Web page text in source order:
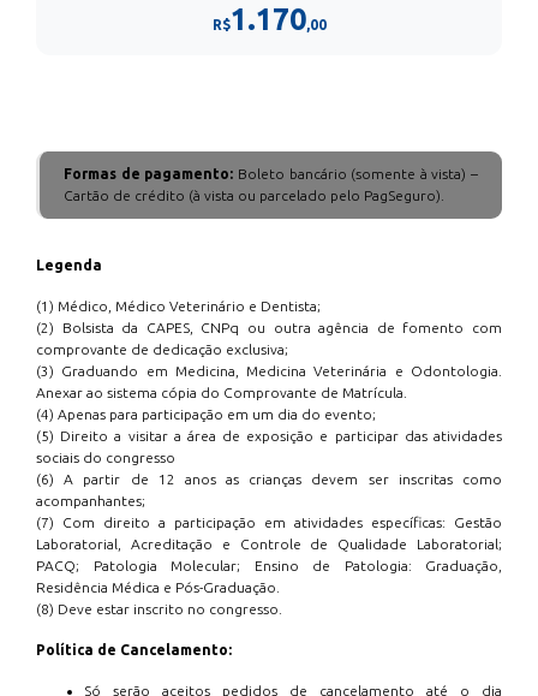
R$1.170,00
Formas de pagamento: Boleto bancário (somente à vista) –
Cartão de crédito (à vista ou parcelado pelo PagSeguro).
Legenda
(1) Médico, Médico Veterinário e Dentista;
(2) Bolsista da CAPES, CNPq ou outra agência de fomento com
comprovante de dedicação exclusiva;
(3) Graduando em Medicina, Medicina Veterinária e Odontologia.
Anexar ao sistema cópia do Comprovante de Matrícula.
(4) Apenas para participação em um dia do evento;
(5) Direito a visitar a área de exposição e participar das atividades
sociais do congresso
(6) A partir de 12 anos as crianças devem ser inscritas como
acompanhantes;
(7) Com direito a participação em atividades específicas: Gestão
Laboratorial, Acreditação e Controle de Qualidade Laboratorial;
PACQ; Patologia Molecular; Ensino de Patologia: Graduação,
Residência Médica e Pós-Graduação.
(8) Deve estar inscrito no congresso.
Política de Cancelamento:
Só serão aceitos pedidos de cancelamento até o dia